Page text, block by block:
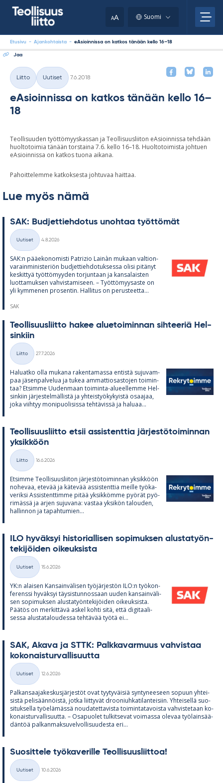
AA Suomi
Etusivu - Ajankohtaista - eAsioinnissa on katkos tänään kello 16–18
Jaa
Kategoriat
Liitto Uutiset
7.6.2018
eAsioinnissa on katkos tänään kello 16–
18
Teollisuuden työttömyyskassan ja Teollisuusliiton eAsioinnissa tehdään
huoltotoimia tänään torstaina 7.6. kello 16–18. Huoltotoimista johtuen
eAsioinnissa on katkos tuona aikana.
Pahoittelemme katkoksesta johtuvaa haittaa.
Lue myös nämä
SAK: Bud­jet­tieh­do­tus unoh­taa työt­tö­mät
Kategoriat
Uutiset
4.8.2026
SAK:n pää­e­ko­no­misti Pat­rizio Lainàn mu­kaan val­tion­
va­rain­mi­nis­te­riön bud­jet­tieh­do­tuk­sessa olisi pi­tä­nyt
kes­kit­tyä työt­tö­myy­den tor­jun­taan ja kan­sa­lais­ten
luot­ta­muk­sen vah­vis­ta­mi­seen. – Työt­tö­myy­saste on
yli kym­me­nen pro­sen­tin. Hal­li­tus on pe­rus­teetta...
SAK
Teol­li­suus­liitto ha­kee alue­toi­min­nan sih­tee­riä Hel­
sin­kiin
Kategoriat
Liitto
27.7.2026
Ha­luatko olla mu­kana ra­ken­ta­massa en­tistä su­ju­vam­
paa jä­sen­pal­ve­lua ja tu­kea am­mat­tio­sas­to­jen toi­min­
taa? Et­simme Uu­den­maan toi­minta-alu­eel­lemme Hel­
sin­kiin jär­jes­tel­mäl­listä ja yh­teis­työ­ky­kyistä osaa­jaa,
joka viih­tyy mo­ni­puo­li­sissa teh­tä­vissä ja ha­luaa...
Teol­li­suus­liitto et­sii as­sis­tent­tia jär­jes­tö­toi­min­nan
yk­sik­köön
Kategoriat
Liitto
16.6.2026
Et­simme Teol­li­suus­lii­ton jär­jes­tö­toi­min­nan yk­sik­köön
no­he­vaa, ete­vää ja kä­te­vää as­sis­tent­tia meille työ­ka­
ve­riksi As­sis­tent­timme pi­tää yk­sik­kömme pyö­rät pyö­
ri­mässä ja ar­jen su­ju­vana: vas­taa yk­si­kön ta­lou­den,
hal­lin­non ja ta­pah­tu­mien...
ILO hy­väk­syi his­to­rial­li­sen so­pi­muk­sen alus­ta­työn­
te­ki­jöi­den oi­keuk­sista
Kategoriat
Uutiset
15.6.2026
YK:n alai­sen Kan­sain­vä­li­sen työ­jär­jes­tön ILO:n työ­kon­
fe­renssi hy­väk­syi täy­sis­tun­nos­saan uu­den kan­sain­vä­li­
sen so­pi­muk­sen alus­ta­työn­te­ki­jöi­den oi­keuk­sista.
Pää­tös on mer­kit­tävä as­kel kohti sitä, että di­gi­taa­li­
sessa alus­ta­ta­lou­dessa teh­tä­vää työtä ei...
SAK, Akava ja STTK: Palk­ka­var­muus vah­vis­taa
ko­ko­nais­tur­val­li­suutta
Kategoriat
Uutiset
12.6.2026
Pal­kan­saa­ja­kes­kus­jär­jes­töt ovat tyy­ty­väi­siä syn­ty­nee­seen so­puun yh­tei­
sistä pe­li­sään­nöistä, jotka liit­ty­vät droo­niuh­ka­ti­lan­tei­siin. Yh­tei­sellä suo­
si­tuk­sella työ­elä­mässä nou­da­tet­ta­vista toi­min­ta­ta­voista vah­vis­te­taan ko­
ko­nais­tur­val­li­suutta. – Os­a­puo­let tul­kit­se­vat voi­massa ole­vaa työ­lain­sää­
dän­töä pal­kan­mak­su­vel­vol­li­suu­desta eri...
Suo­sit­tele työ­ka­ve­rille Teol­li­suus­liit­toa!
Kategoriat
Uutiset
10.6.2026
clipboard.)